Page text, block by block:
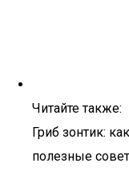
Читайте также:
Гриб зонтик:
полезные